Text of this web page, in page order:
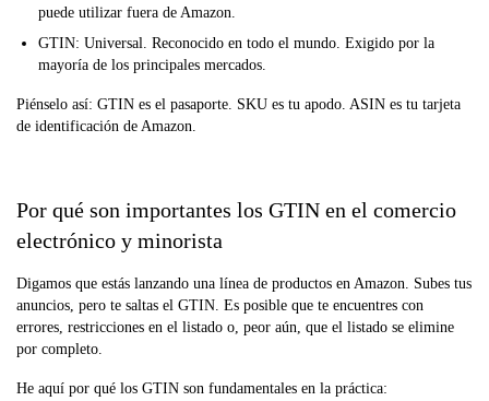
puede utilizar fuera de Amazon.
GTIN: Universal. Reconocido en todo el mundo. Exigido por la
mayoría de los principales mercados.
Piénselo así: GTIN es el pasaporte. SKU es tu apodo. ASIN es tu tarjeta
de identificación de Amazon.
Por qué son importantes los GTIN en el comercio
electrónico y minorista
Digamos que estás lanzando una línea de productos en Amazon. Subes tus
anuncios, pero te saltas el GTIN. Es posible que te encuentres con
errores, restricciones en el listado o, peor aún, que el listado se elimine
por completo.
He aquí por qué los GTIN son fundamentales en la práctica: